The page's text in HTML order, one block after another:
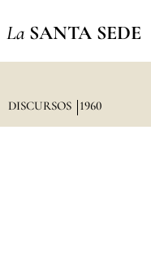
La SANTA SEDE
DISCURSOS 1960